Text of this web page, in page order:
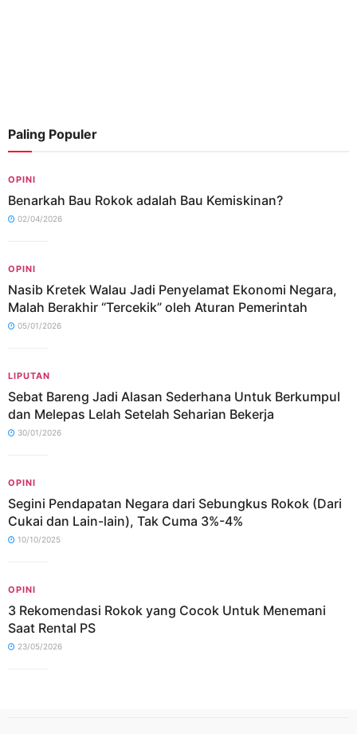
Paling Populer
OPINI
Benarkah Bau Rokok adalah Bau Kemiskinan?
02/04/2026
OPINI
Nasib Kretek Walau Jadi Penyelamat Ekonomi Negara,
Malah Berakhir “Tercekik” oleh Aturan Pemerintah
05/01/2026
LIPUTAN
Sebat Bareng Jadi Alasan Sederhana Untuk Berkumpul
dan Melepas Lelah Setelah Seharian Bekerja
30/01/2026
OPINI
Segini Pendapatan Negara dari Sebungkus Rokok (Dari
Cukai dan Lain-lain), Tak Cuma 3%-4%
10/10/2025
OPINI
3 Rekomendasi Rokok yang Cocok Untuk Menemani
Saat Rental PS
23/05/2026